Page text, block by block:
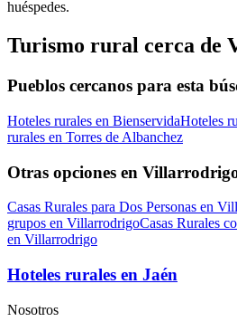
huéspedes.
Turismo rural cerca de
Pueblos cercanos para esta
Hoteles rurales en BienservidaHoteles
rurales en Torres de Albanchez
Otras opciones en
Casas Rurales para Dos Personas en
grupos en VillarrodrigoCasas Rurales
en Villarrodrigo
Hoteles rurales en Jaén
Nosotros